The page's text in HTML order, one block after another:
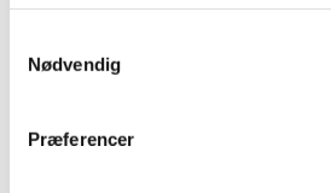
Nødvendig
Præferencer